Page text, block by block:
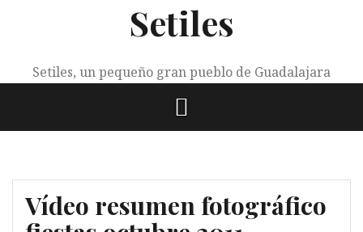
Setiles
Setiles, un pequeño gran pueblo de Guadalajara
Vídeo resumen fotográfico